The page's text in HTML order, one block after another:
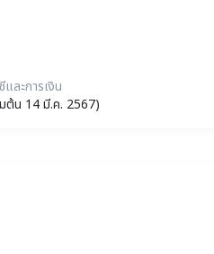
ละการเงิน
ต้น 14 มี.ค. 2567)